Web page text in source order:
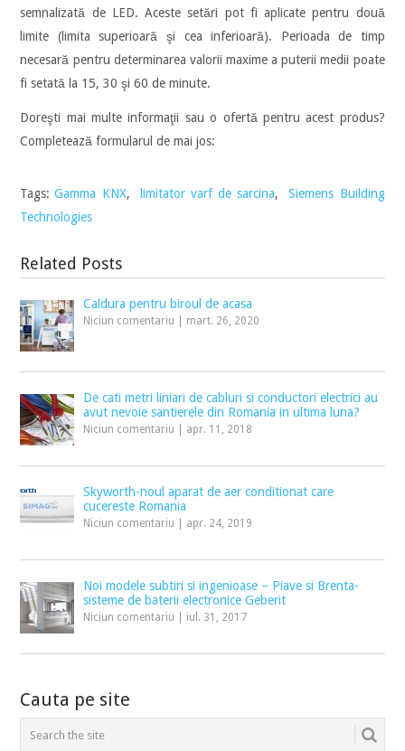
semnalizată de LED. Aceste setări pot fi aplicate pentru două
limite (limita superioară şi cea inferioară). Perioada de timp
necesară pentru determinarea valorii maxime a puterii medii poate
fi setată la 15, 30 şi 60 de minute.
Doreşti mai multe informaţii sau o ofertă pentru acest produs?
Completează formularul de mai jos:
Tags: Gamma KNX, limitator varf de sarcina,
Siemens Building
Technologies
Related Posts
Caldura pentru biroul de acasa
Niciun comentariu mart. 26, 2020
De cati metri liniari de cabluri si conductori electrici au
avut nevoie santierele din Romania in ultima luna?
Niciun comentariu apr. 11, 2018
Skyworth-noul aparat de aer conditionat care
cucereste Romania
Niciun comentariu apr. 24, 2019
Noi modele subtiri si ingenioase – Piave si Brenta-
sisteme de baterii electronice Geberit
Niciun comentariu iul. 31, 2017
Cauta pe site